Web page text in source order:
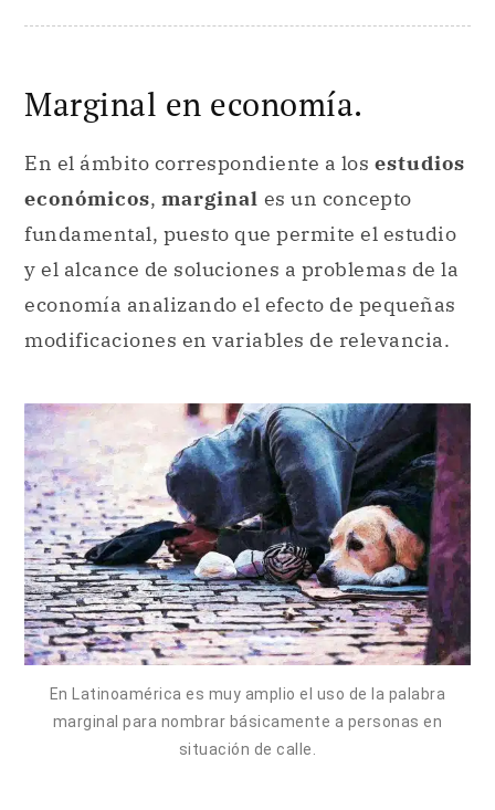
Marginal en economía.
En el ámbito correspondiente a los estudios
económicos, marginal es un concepto
fundamental, puesto que permite el estudio
y el alcance de soluciones a problemas de la
economía analizando el efecto de pequeñas
modificaciones en variables de relevancia.
En Latinoamérica es muy amplio el uso de la palabra
marginal para nombrar básicamente a personas en
situación de calle.